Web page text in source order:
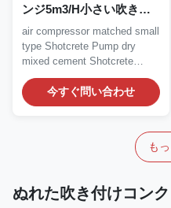
ンジ5m3/H小さい吹き付
けコンクリートポンプ ガ
ナイト吹付け機械
air compressor matched small
type Shotcrete Pump dry
mixed cement Shotcrete
Pump Maintenance of...
今すぐ問い合わせ
も
ぬれた吹き付けコン